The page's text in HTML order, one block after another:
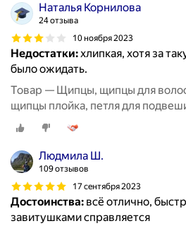
Наталья Корнилова
24 отзыва
10 ноября 2023
Недостатки:хлипкая, хотя за
было ожидать.
Товар — Щипцы, щипцы для
щипцы плойка, петля для
работы, керамическое покрытие
Людмила Ш.
109 отзывов
17 сентября 2023
Достоинства: всё отлично,
завитушками справляется